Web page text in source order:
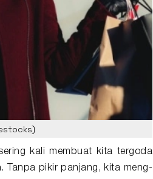
kali membuat kita tergoda
Tanpa pikir panjang, kita meng-